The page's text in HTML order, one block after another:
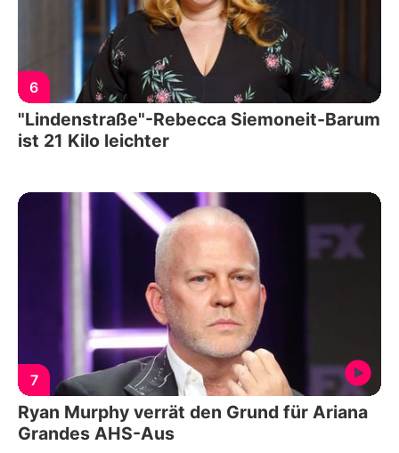
6
"Lindenstraße"-Rebecca Siemoneit-Barum
ist 21 Kilo leichter
7
Ryan Murphy verrät den Grund für Ariana
Grandes AHS-Aus